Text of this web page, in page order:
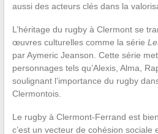
aussi des acteurs clés dans la
L’héritage du rugby à Clermont se
œuvres culturelles comme la série
par Aymeric Jeanson. Cette série
personnages tels qu’Alexis, Alma,
soulignant l’importance du rugby
Clermontois.
Le rugby à Clermont-Ferrand est
c’est un vecteur de cohésion sociale